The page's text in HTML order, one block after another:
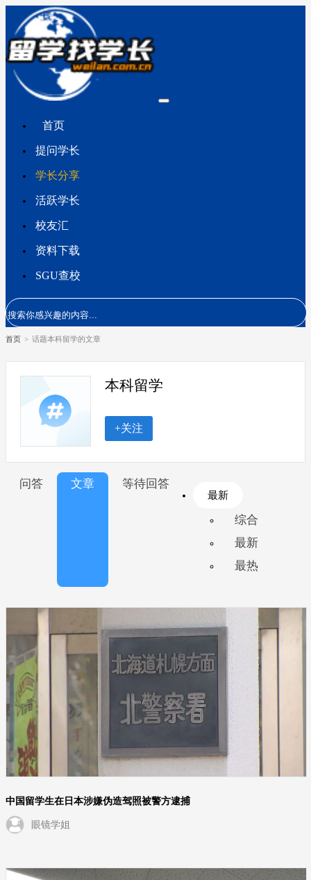
首页
提问学长
学长分享
活跃学长
校友汇
资料下载
SGU查校
首页 > 话题本科留学的文章
本科留学
+关注
问答 文章 等待回答
最新
综合
最新
最热
中国留学生在日本涉嫌伪造驾照被警方逮捕
眼镜学姐